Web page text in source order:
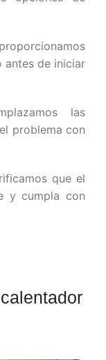
antes de iniciar
las
problema con
que el
y cumpla con